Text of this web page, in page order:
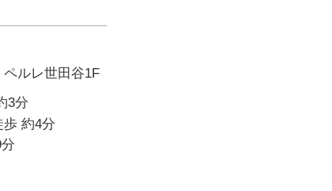
ルレ世田谷1F
3分
約4分